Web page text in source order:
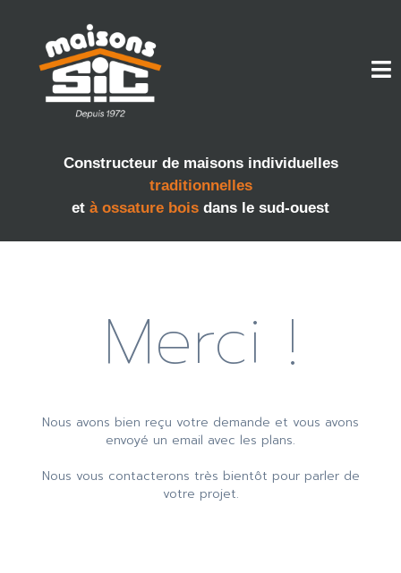
Constructeur de maisons individuelles
traditionnelles
et à ossature bois dans le sud-ouest
Merci !
Nous avons bien reçu votre demande et vous avons
envoyé un email avec les plans.
Nous vous contacterons très bientôt pour parler de
votre projet.